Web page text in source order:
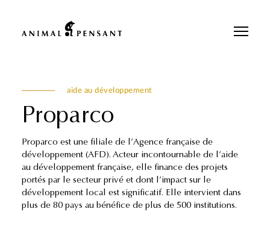
aide au développement
Proparco
Proparco est une filiale de l’Agence française de
développement (AFD). Acteur incontournable de l’aide
au développement française, elle finance des projets
portés par le secteur privé et dont l’impact sur le
développement local est significatif. Elle intervient dans
plus de 80 pays au bénéfice de plus de 500 institutions.